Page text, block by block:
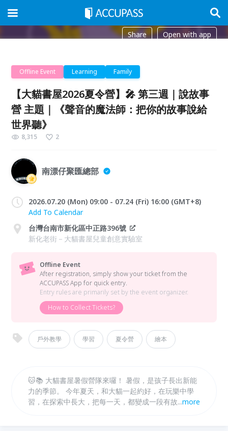
Share Open with app
Offline Event Learning Family
【大貓書屋2026夏令營】🎤 第三週｜說故事
營 主題｜《聲音的魔法師：把你的故事說給
世界聽》
8,315 2
南漂仔聚匯總部
2026.07.20 (Mon) 09:00 - 07.24 (Fri) 16:00 (GMT+8)
Add To Calendar
台灣台南市新化區中正路396號
新化老街－大貓書屋兒童創意實驗室
Offline Event
After registration, simply show your ticket from the
ACCUPASS App for quick entry.
Entry rules are primarily set by the event organizer.
How to Collect Tickets?
戶外教學 學習 夏令營 繪本
🐱📚 大貓書屋暑假營隊來囉！ 暑假，是孩子長出新能
力的季節。 今年夏天，和大貓一起約好，在玩樂中學
習，在探索中長大，把每一天，都變成一段有故事的冒
...more